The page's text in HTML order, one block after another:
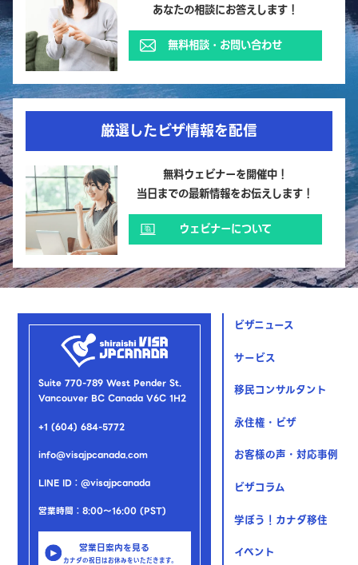
あなたの相談にお答えします！
無料相談・お問い合わせ
厳選したビザ情報を配信
無料ウェビナーを開催中！
当日までの最新情報をお伝えします！
ウェビナーについて
Suite 770-789 West Pender St.
Vancouver BC Canada V6C 1H2
+1 (604) 684-5772
info@visajpcanada.com
LINE ID：@visajpcanada
営業時間：8:00～16:00 (PST)
営業日案内を見る
カナダの祝日はお休みをいただきます。
ビザニュース
サービス
移民コンサルタント
永住権・ビザ
お客様の声・対応事例
ビザコラム
学ぼう！カナダ移住
イベント